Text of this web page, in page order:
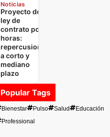
Noticias
Proyecto de
ley de
contrato por
horas:
repercusiones
a corto y
mediano
plazo
Popular Tags
Bienestar Pulso Salud
Educación
Professional